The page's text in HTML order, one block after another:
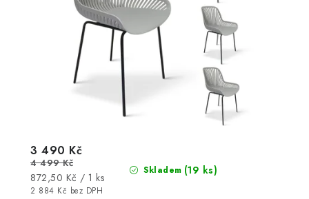
Skladem (19 ks)
2 884 Kč bez DPH
3 490 Kč
4 499 Kč
Měrná
cena:
872,50 Kč / 1 ks